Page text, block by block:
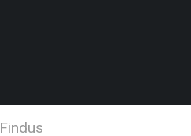
Findus